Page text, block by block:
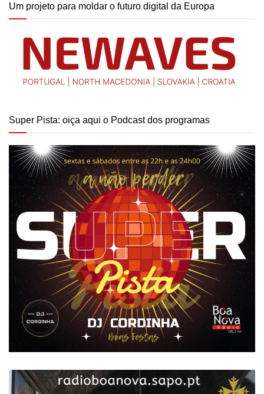
Um projeto para moldar o futuro digital da Europa
Super Pista: oiça aqui o Podcast dos programas